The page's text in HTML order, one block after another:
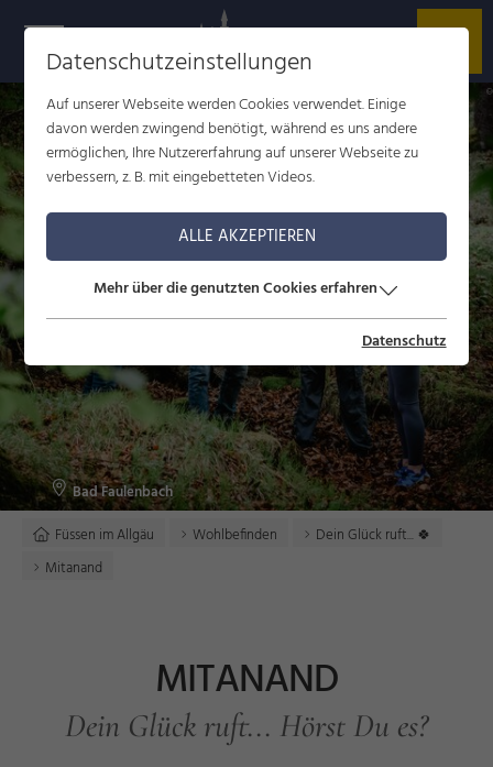
Bad Faulenbach
Füssen im Allgäu
Wohlbefinden
Dein Glück ruft... 🍀
Mitanand
MITANAND
Dein Glück ruft... Hörst Du es?
Datenschutzeinstellungen
Auf unserer Webseite werden Cookies verwendet. Einige
davon werden zwingend benötigt, während es uns andere
ermöglichen, Ihre Nutzererfahrung auf unserer Webseite zu
verbessern, z. B. mit eingebetteten Videos.
ALLE AKZEPTIEREN
Mehr über die genutzten Cookies erfahren
Datenschutz